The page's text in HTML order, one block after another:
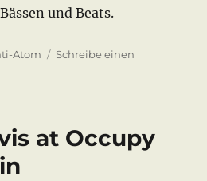
und Beats.
Atom
Schreibe einen
at Occupy